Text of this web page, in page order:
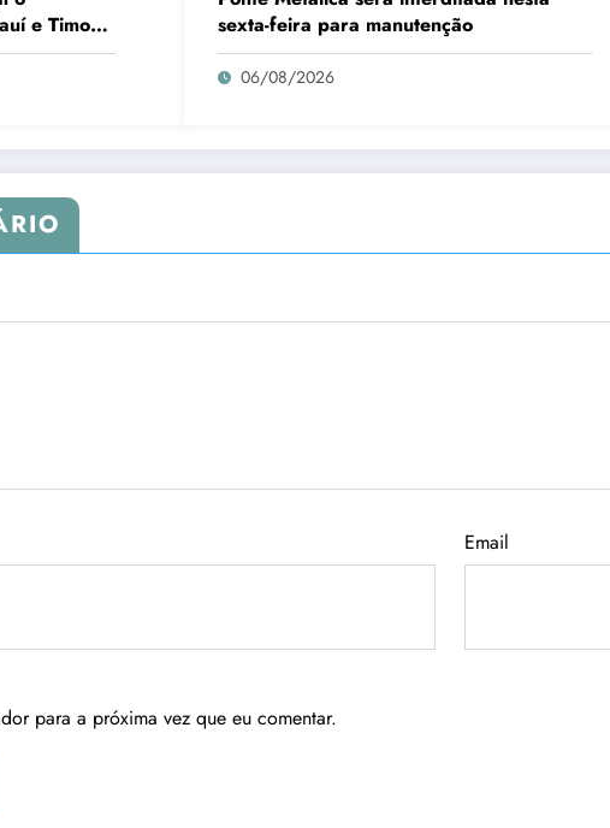
e Timon
sexta-feira para manutenção
06/08/2026
Email
para a próxima vez que eu comentar.